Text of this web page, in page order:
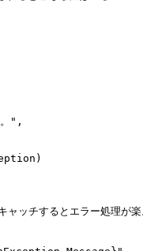
" ,
ッチするとエラー処理が